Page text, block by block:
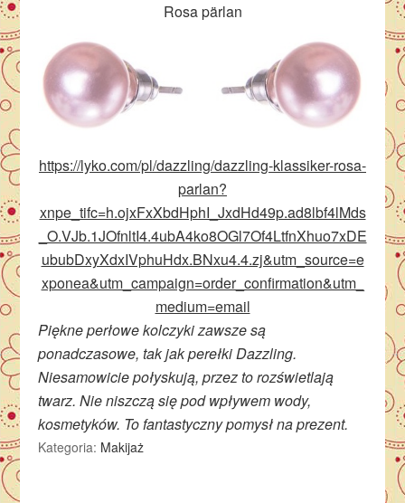
Rosa pärlan
https://lyko.com/pl/dazzling/dazzling-klassiker-rosa-
parlan?
xnpe_tifc=h.ojxFxXbdHphI_JxdHd49p.ad8lbf4lMds
_O.VJb.1JOfnltI4.4ubA4ko8OGl7Of4LtfnXhuo7xDE
ububDxyXdxIVphuHdx.BNxu4.4.zj&utm_source=e
xponea&utm_campaign=order_confirmation&utm_
medium=email
Piękne perłowe kolczyki zawsze są
ponadczasowe, tak jak perełki Dazzling.
Niesamowicie połyskują, przez to rozświetlają
twarz. Nie niszczą się pod wpływem wody,
kosmetyków. To fantastyczny pomysł na prezent.
Kategoria: Makijaż